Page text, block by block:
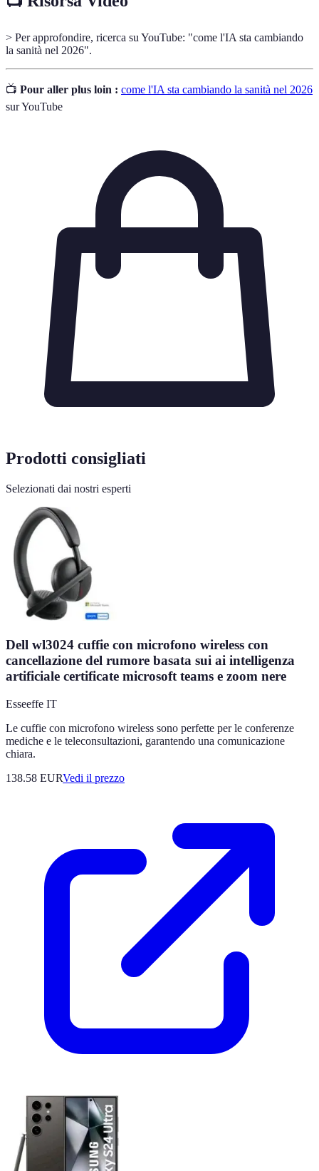
> Per approfondire, ricerca su YouTube: "come l'IA sta cambiando
la sanità nel 2026".
📺 Pour aller plus loin : come l'IA sta cambiando la sanità nel 2026
sur YouTube
Prodotti consigliati
Selezionati dai nostri esperti
Dell wl3024 cuffie con microfono wireless con
cancellazione del rumore basata sui ai intelligenza
artificiale certificate microsoft teams e zoom nere
Esseeffe IT
Le cuffie con microfono wireless sono perfette per le conferenze
mediche e le teleconsultazioni, garantendo una comunicazione
chiara.
138.58 EURVedi il prezzo